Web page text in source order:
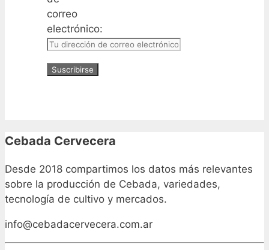
correo
electrónico:
Cebada Cervecera
Desde 2018 compartimos los datos más relevantes
sobre la producción de Cebada, variedades,
tecnología de cultivo y mercados.
info@cebadacervecera.com.ar